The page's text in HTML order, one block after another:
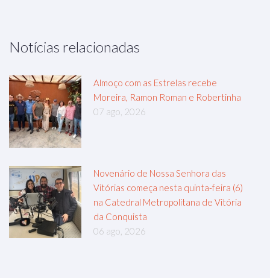
Notícias relacionadas
Almoço com as Estrelas recebe
Moreira, Ramon Roman e Robertinha
07 ago, 2026
Novenário de Nossa Senhora das
Vitórias começa nesta quinta-feira (6)
na Catedral Metropolitana de Vitória
da Conquista
06 ago, 2026